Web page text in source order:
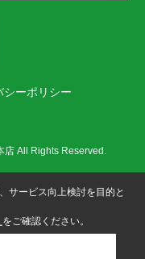
シーポリシー
All Rights Reserved.
サービス向上検討を目的と
をご確認ください。